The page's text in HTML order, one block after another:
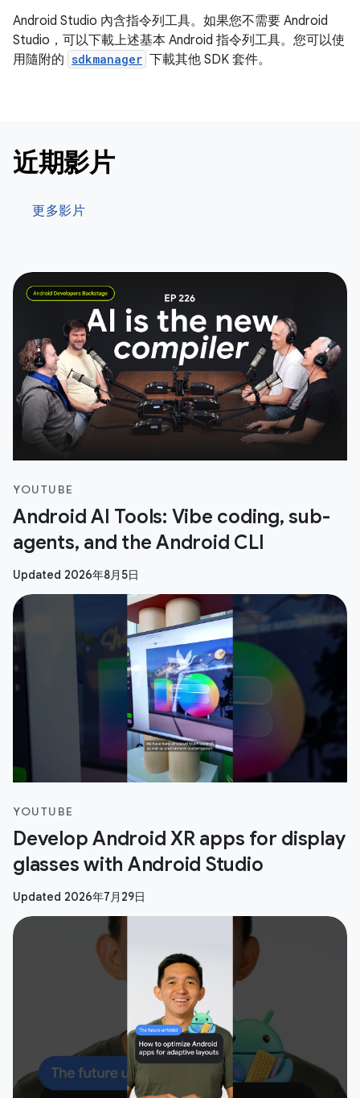
Android Studio 內含指令列工具。如果您不需要 Android
Studio，可以下載上述基本 Android 指令列工具。您可以使
用隨附的 sdkmanager 下載其他 SDK 套件。
近期影片
更多影片
YOUTUBE
Android AI Tools: Vibe coding, sub-
agents, and the Android CLI
Updated 2026年8月5日
YOUTUBE
Develop Android XR apps for display
glasses with Android Studio
Updated 2026年7月29日